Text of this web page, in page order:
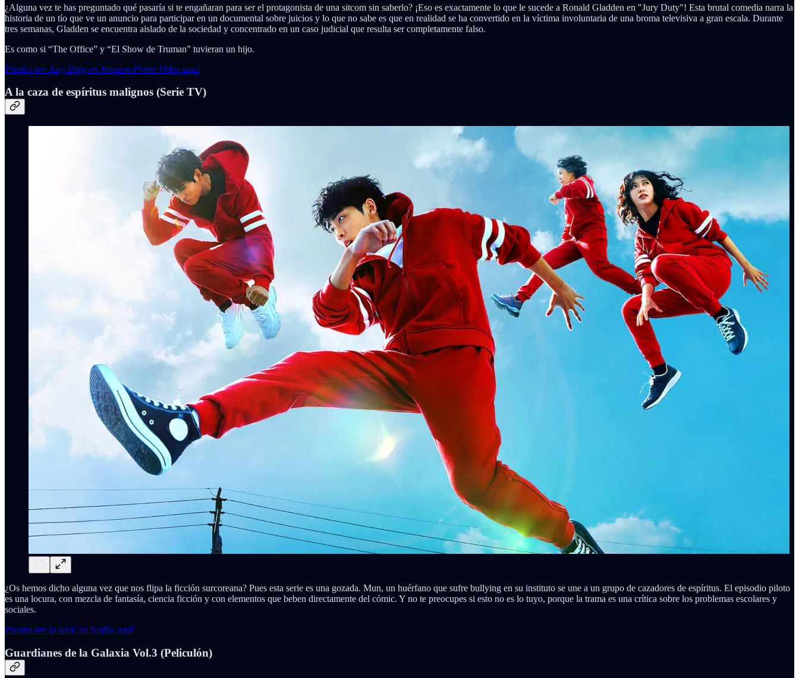
¿Alguna vez te has preguntado qué pasaría si te engañaran para ser el protagonista de una sitcom sin saberlo? ¡Eso es exactamente lo que le sucede a Ronald Gladden en "Jury Duty"! Esta brutal comedia narra la
historia de un tío que ve un anuncio para participar en un documental sobre juicios y lo que no sabe es que en realidad se ha convertido en la víctima involuntaria de una broma televisiva a gran escala. Durante
tres semanas, Gladden se encuentra aislado de la sociedad y concentrado en un caso judicial que resulta ser completamente falso.
Es como si “The Office” y “El Show de Truman” tuvieran un hijo.
Puedes ver Jury Duty en Amazon Prime Video aquí
A la caza de espíritus malignos (Serie TV)
¿Os hemos dicho alguna vez que nos flipa la ficción surcoreana? Pues esta serie es una gozada. Mun, un huérfano que sufre bullying en su instituto se une a un grupo de cazadores de espíritus. El episodio piloto
es una locura, con mezcla de fantasía, ciencia ficción y con elementos que beben directamente del cómic. Y no te preocupes si esto no es lo tuyo, porque la trama es una crítica sobre los problemas escolares y
sociales.
Puedes ver la serie en Netflix aquí
Guardianes de la Galaxia Vol.3 (Peliculón)